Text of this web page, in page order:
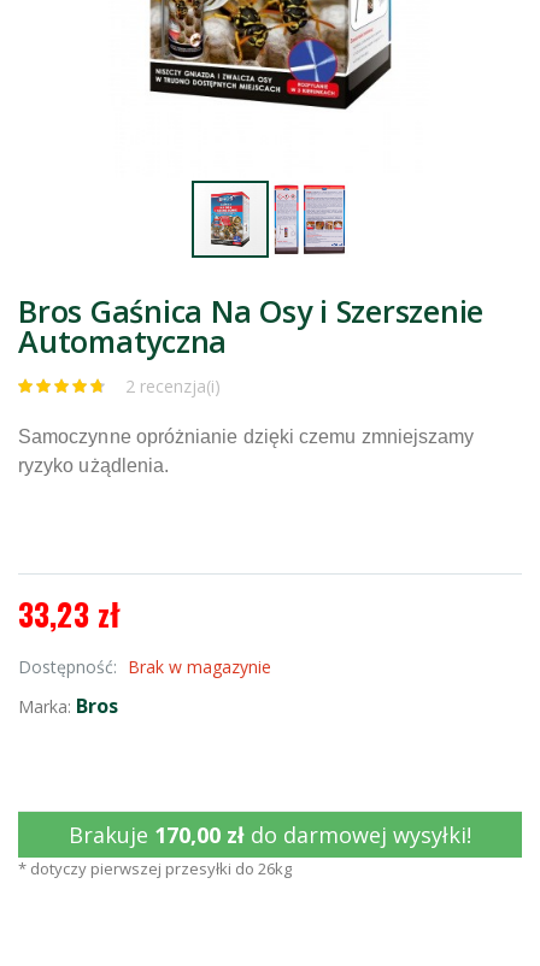
Bros Gaśnica Na Osy i Szerszenie
Automatyczna
2 recenzja(i)
Samoczynne opróżnianie dzięki czemu zmniejszamy
ryzyko użądlenia.
33,23 zł
Dostępność: Brak w magazynie
Marka: Bros
Brakuje 170,00 zł do darmowej wysyłki!
* dotyczy pierwszej przesyłki do 26kg